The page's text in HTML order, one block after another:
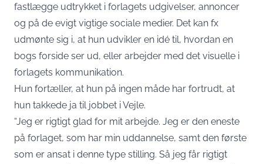
fastlægge udtrykket i forlagets udgivelser, annoncer
og på de evigt vigtige sociale medier. Det kan fx
udmønte sig i, at hun udvikler en idé til, hvordan en
bogs forside ser ud, eller arbejder med det visuelle i
forlagets kommunikation.
Hun fortæller, at hun på ingen måde har fortrudt, at
hun takkede ja til jobbet i Vejle.
“Jeg er rigtigt glad for mit arbejde. Jeg er den eneste
på forlaget, som har min uddannelse, samt den første
som er ansat i denne type stilling. Så jeg får rigtigt